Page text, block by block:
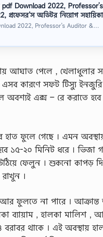
pdf Download 2022,
অডিটর নিয়োগ সহায়িকা
2022, Professor's Auditor &…
আঘাত পেলে ,
এসব কারণে সফট টিস্যু
অবশ্যই এক্স – রে করাতে
ফুলে গেছে । এমন
১৫-২০ মিনিট ধরে । ভিজা
ফেলুন । শুকনাে কাপড়
।
আর ফুলতে না পারে ।
ব্যায়াম , হালকা মালিশ ,
থাকে । এই অবস্থায়